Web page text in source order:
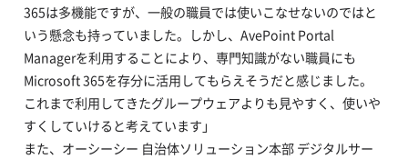
365は多機能ですが、一般の職員では使いこなせないのではと
いう懸念も持っていました。しかし、AvePoint Portal
Managerを利用することにより、専門知識がない職員にも
Microsoft 365を存分に活用してもらえそうだと感じました。
これまで利用してきたグループウェアよりも見やすく、使いや
すくしていけると考えています」
また、オーシーシー 自治体ソリューション本部 デジタルサー